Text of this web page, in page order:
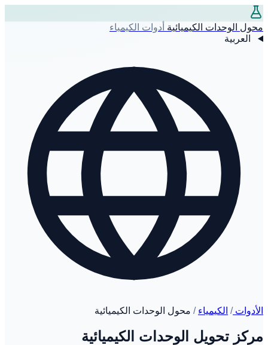
محول الوحدات الكيميائية أدوات الكيمياء
العربية
الأدوات/ الكيمياء / محول الوحدات الكيميائية
مركز تحويل الوحدات الكيميائية